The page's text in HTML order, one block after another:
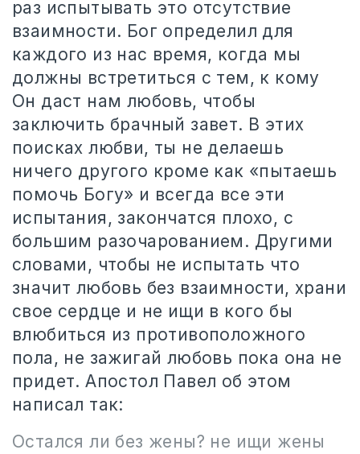
раз испытывать это отсутствие
взаимности. Бог определил для
каждого из нас время, когда мы
должны встретиться с тем, к кому
Он даст нам любовь, чтобы
заключить брачный завет. В этих
поисках любви, ты не делаешь
ничего другого кроме как «пытаешь
помочь Богу» и всегда все эти
испытания, закончатся плохо, с
большим разочарованием. Другими
словами, чтобы не испытать что
значит любовь без взаимности, храни
свое сердце и не ищи в кого бы
влюбиться из противоположного
пола, не зажигай любовь пока она не
придет. Апостол Павел об этом
написал так:
Остался ли без жены? не ищи жены